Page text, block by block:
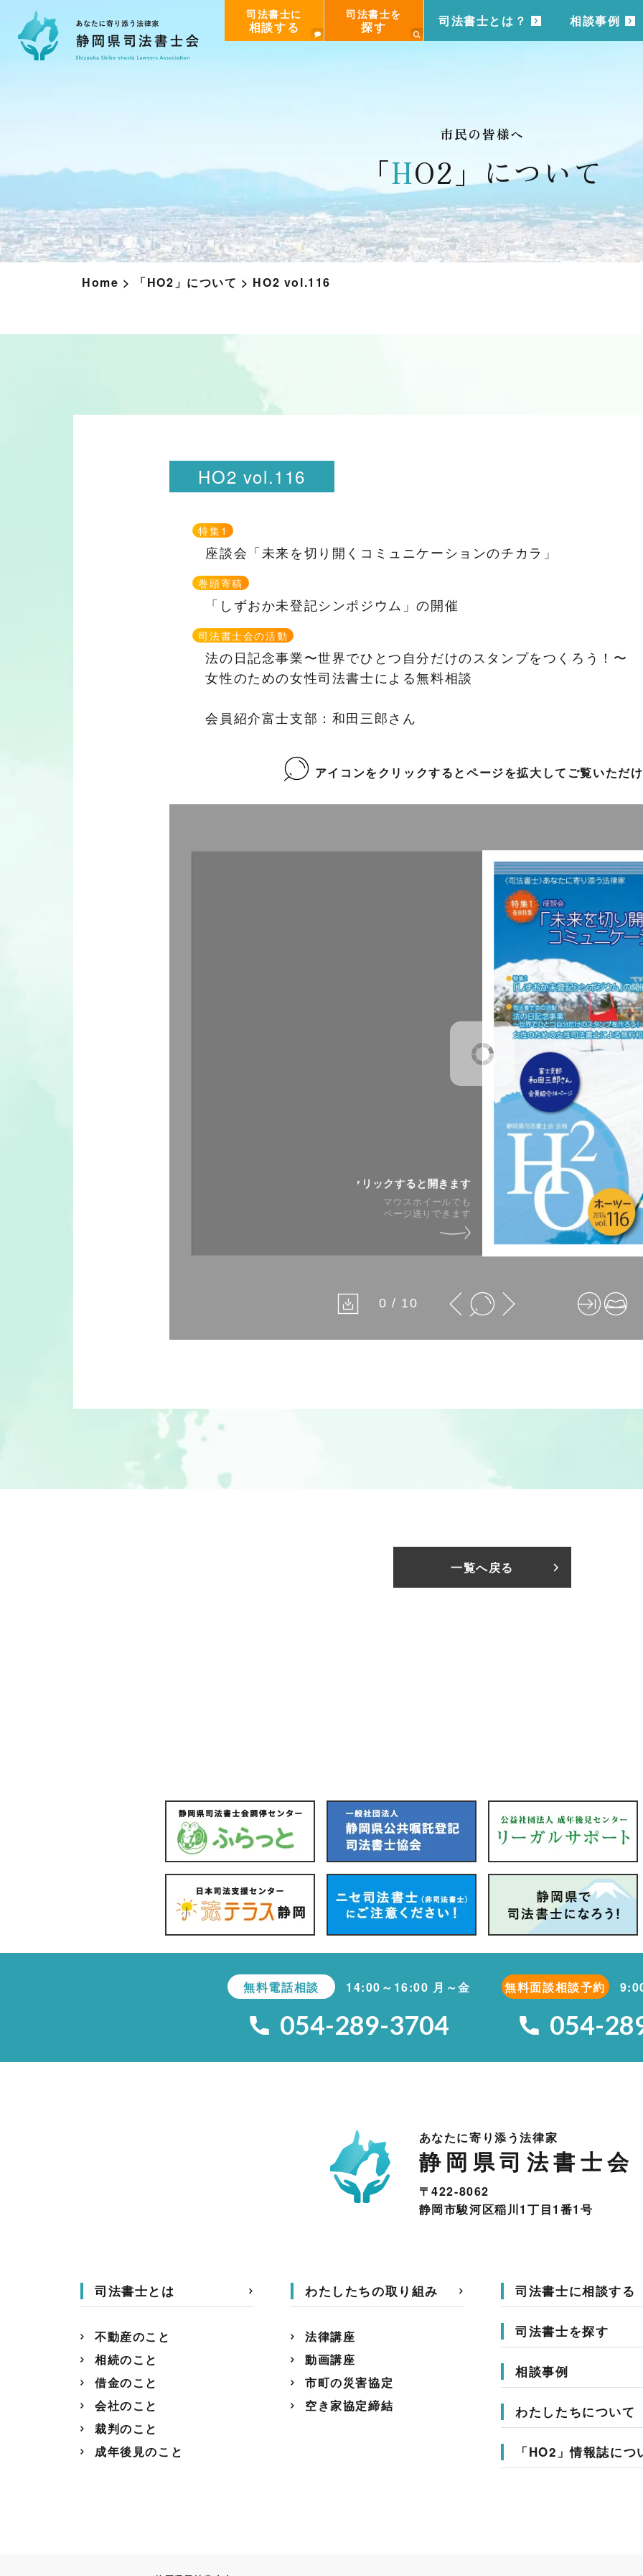
司法書士に
相談する
司法書士を
探す 司法書士とは？ 相談事例
市民の皆様へ
「HO2」について
Home > 「HO2」について > HO2 vol.116
HO2 vol.116
特集1
座談会「未来を切り開くコミュニケーションのチカラ」
巻頭寄稿
「しずおか未登記シンポジウム」の開催
司法書士会の活動
法の日記念事業〜世界でひとつ自分だけのスタンプをつくろう！〜
女性のための女性司法書士による無料相談
会員紹介富士支部：和田三郎さん
アイコンをクリックするとページを拡大してご覧いただ
一覧へ戻る
無料電話相談 14:00～16:00 月～金
054-289-3704
無料面談相談予約
054-
あなたに寄り添う法律家
静岡県司法書士会
〒422-8062
静岡市駿河区稲川1丁目1番1号
司法書士とは
不動産のこと
相続のこと
借金のこと
会社のこと
裁判のこと
成年後見のこと
わたしたちの取り組み
法律講座
動画講座
市町の災害協定
空き家協定締結
司法書士に相談する
司法書士を探す
相談事例
わたしたちについて
「HO2」情報誌につ
0 / 10